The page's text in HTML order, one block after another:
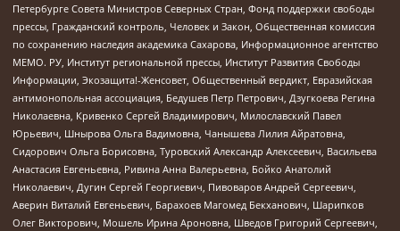
Петербурге Совета Министров Северных Стран, Фонд поддержки свободы
прессы, Гражданский контроль, Человек и Закон, Общественная комиссия
по сохранению наследия академика Сахарова, Информационное агентство
МЕМО. РУ, Институт региональной прессы, Институт Развития Свободы
Информации, Экозащита!-Женсовет, Общественный вердикт, Евразийская
антимонопольная ассоциация, Бедушев Петр Петрович, Дзугкоева Регина
Николаевна, Кривенко Сергей Владимирович, Милославский Павел
Юрьевич, Шнырова Ольга Вадимовна, Чанышева Лилия Айратовна,
Сидорович Ольга Борисовна, Туровский Александр Алексеевич, Васильева
Анастасия Евгеньевна, Ривина Анна Валерьевна, Бойко Анатолий
Николаевич, Дугин Сергей Георгиевич, Пивоваров Андрей Сергеевич,
Аверин Виталий Евгеньевич, Барахоев Магомед Бекханович, Шарипков
Олег Викторович, Мошель Ирина Ароновна, Шведов Григорий Сергеевич,